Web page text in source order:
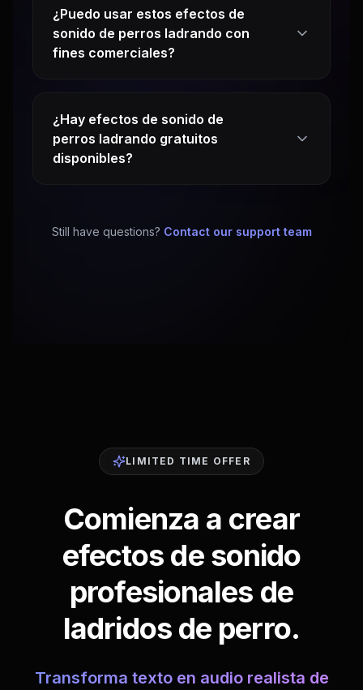
¿Puedo usar estos efectos de
sonido de perros ladrando con
fines comerciales?
¿Hay efectos de sonido de
perros ladrando gratuitos
disponibles?
Still have questions? Contact our support team
LIMITED TIME OFFER
Comienza a crear
efectos de sonido
profesionales de
ladridos de perro.
Transforma texto en audio realista de